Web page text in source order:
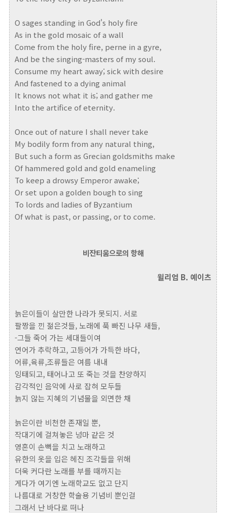
O sages standing in God's holy fire
As in the gold mosaic of a wall
Come from the holy fire, perne in a gyre,
And be the singing-masters of my soul.
Consume my heart away; sick with desire
And fastened to a dying animal
It knows not what it is; and gather me
Into the artifice of eternity.
Once out of nature I shall never take
My bodily form from any natural thing,
But such a form as Grecian goldsmiths make
Of hammered gold and gold enameling
To keep a drowsy Emperor awake;
Or set upon a golden bough to sing
To lords and ladies of Byzantium
Of what is past, or passing, or to come.
비잔티움으로의 항해
윌리엄 B. 예이츠
늙은이들이 살만한 나라가 못되지. 서로
팔짱을 낀 젊은것들, 노래에 푹 빠진 나무 새들,
-그들 죽어 가는 세대들이여
연어가 추락하고, 고등어가 가득한 바다,
어류,육류,조류들은 여름 내내
잉태되고, 태어나고 또 죽는 것을 찬양하지
감각적인 음악에 사로 잡혀 모두들
늙지 않는 지혜의 기념물을 외면한 채
늙은이란 비천한 존재일 뿐,
작대기에 걸쳐놓은 넝마 같은 것
영혼이 손뼉을 치고 노래하고
유한의 옷을 입은 헤진 조각들을 위해
더욱 커다란 노래를 부를 때까지는
게다가 여기엔 노래학교도 없고 단지
나름대로 거창한 학술용 기념비 뿐인걸
그래서 난 바다로 떠나